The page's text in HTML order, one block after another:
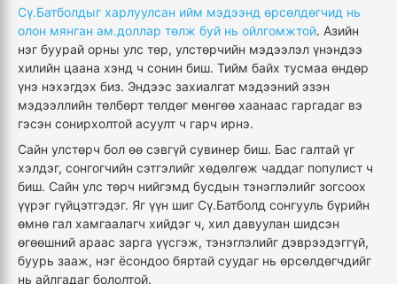
Сү.Батболдыг харлуулсан ийм мэдээнд өрсөлдөгчид нь
олон мянган ам.доллар төлж буй нь ойлгомжтой. Азийн
нэг буурай орны улс төр, улстөрчийн мэдээлэл үнэндээ
хилийн цаана хэнд ч сонин биш. Тийм байх тусмаа өндөр
үнэ нэхэгдэх биз. Эндээс захиалгат мэдээний эзэн
мэдээллийн төлбөрт төлдөг мөнгөө хаанаас гаргадаг вэ
гэсэн сонирхолтой асуулт ч гарч ирнэ.
Сайн улстөрч бол өө сэвгүй сувинер биш. Бас галтай үг
хэлдэг, сонгогчийн сэтгэлийг хөдөлгөж чаддаг популист ч
биш. Сайн улс төрч нийгэмд бусдын тэнэглэлийг зогсоох
үүрэг гүйцэтгэдэг. Яг үүн шиг Сү.Батболд сонгууль бүрийн
өмнө гал хамгаалагч хийдэг ч, хил давуулан шидсэн
өгөөшний араас зарга үүсгэж, тэнэглэлийг дэврээдэггүй,
буурь зааж, нэг ёсондоо бяртай суудаг нь өрсөлдөгчдийг
нь айлгадаг бололтой.